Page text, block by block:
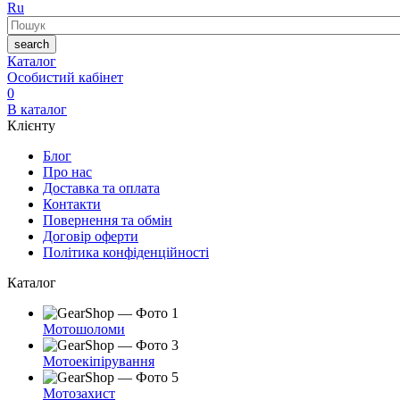
Ru
Пошук
search
Каталог
Особистий кабінет
0
В каталог
Клієнту
Блог
Про нас
Доставка та оплата
Контакти
Повернення та обмін
Договір оферти
Політика конфіденційності
Каталог
Мотошоломи
Мотоекіпірування
Мотозахист